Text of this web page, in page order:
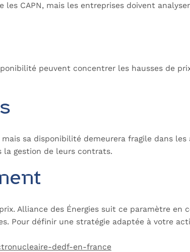
CAPN, mais les entreprises doivent
peuvent concentrer les hausses de
sa disponibilité demeurera fragile dans
gestion de leurs contrats.
Alliance des Énergies suit ce paramètre en
Pour définir une stratégie adaptée à votre
dedf-en-france